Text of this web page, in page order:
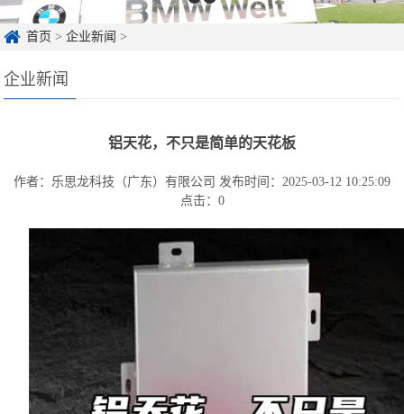
首页 >企业新闻 >
企业新闻
铝天花，不只是简单的天花板
作者：乐思龙科技（广东）有限公司 发布时间：2025-03-12 10:25:09
点击： 0